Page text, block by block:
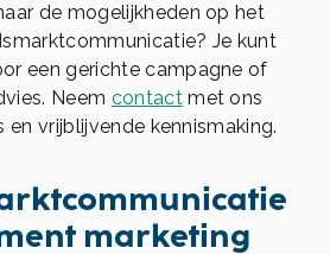
de mogelijkheden op het
Je kunt
een gerichte campagne of
Neem contactmet ons
vrijblijvende kennismaking.
marketing